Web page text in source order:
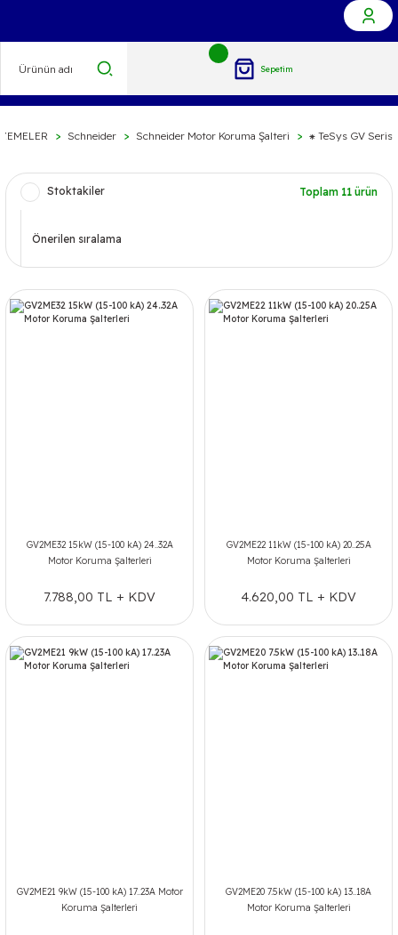
Sepetim
Schneider Schneider Motor Koruma Şalteri ⁕ TeSys GV
Stoktakiler Toplam 11 ürün
GV2ME32 15kW (15-100 kA) 24..32A
Motor Koruma Şalterleri
7.788,00 TL + KDV
GV2ME22 11kW (15-100 kA) 20..25A
Motor Koruma Şalterleri
4.620,00 TL + KDV
GV2ME21 9kW (15-100 kA) 17..23A Motor
Koruma Şalterleri
GV2ME20 7.5kW (15-100 kA) 13..18A
Motor Koruma Şalterleri